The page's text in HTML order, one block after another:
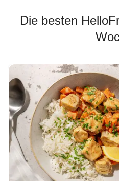
Die besten